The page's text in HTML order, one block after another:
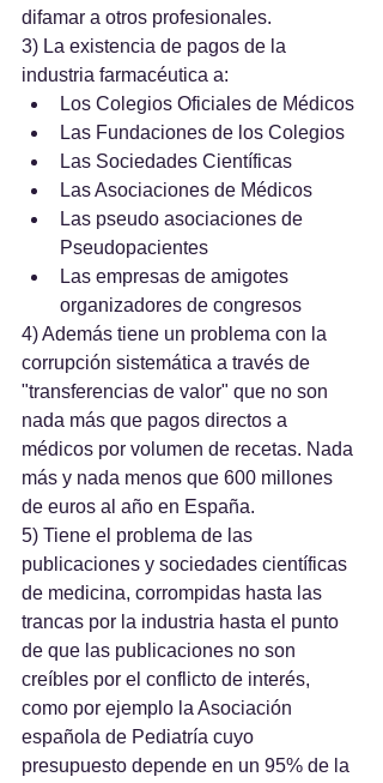
difamar a otros profesionales.
3) La existencia de pagos de la
industria farmacéutica a:
Los Colegios Oficiales de Médicos
Las Fundaciones de los Colegios
Las Sociedades Científicas
Las Asociaciones de Médicos
Las pseudo asociaciones de
Pseudopacientes
Las empresas de amigotes
organizadores de congresos
4) Además tiene un problema con la
corrupción sistemática a través de
"transferencias de valor" que no son
nada más que pagos directos a
médicos por volumen de recetas. Nada
más y nada menos que 600 millones
de euros al año en España.
5) Tiene el problema de las
publicaciones y sociedades científicas
de medicina, corrompidas hasta las
trancas por la industria hasta el punto
de que las publicaciones no son
creíbles por el conflicto de interés,
como por ejemplo la Asociación
española de Pediatría cuyo
presupuesto depende en un 95% de la